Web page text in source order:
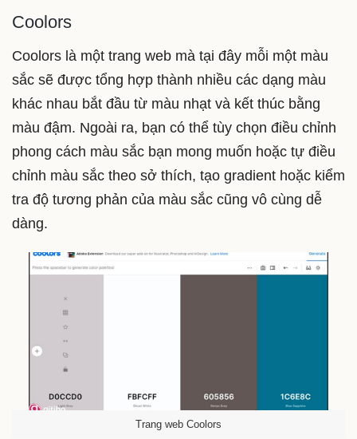
Coolors
Coolors là một trang web mà tại đây mỗi một màu
sắc sẽ được tổng hợp thành nhiều các dạng màu
khác nhau bắt đầu từ màu nhạt và kết thúc bằng
màu đậm. Ngoài ra, bạn có thể tùy chọn điều chỉnh
phong cách màu sắc bạn mong muốn hoặc tự điều
chỉnh màu sắc theo sở thích, tạo gradient hoặc kiểm
tra độ tương phản của màu sắc cũng vô cùng dễ
dàng.
Trang web Coolors